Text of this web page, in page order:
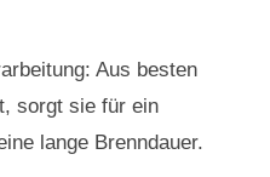
Aus besten
sorgt sie für ein
lange Brenndauer.